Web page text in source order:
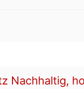
Nachhaltig,